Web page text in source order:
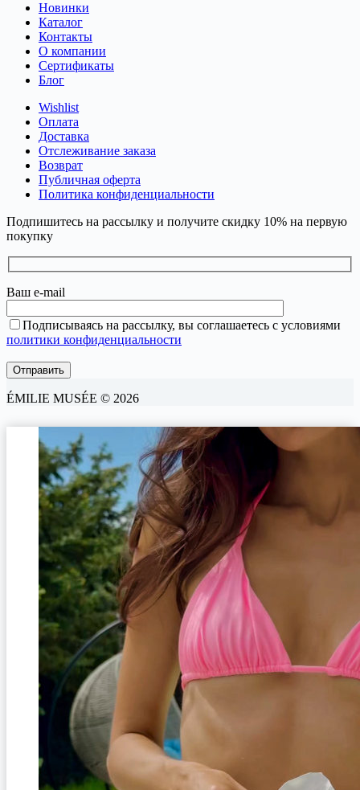
Новинки
Каталог
Контакты
О компании
Сертификаты
Блог
Wishlist
Оплата
Доставка
Отслеживание заказа
Возврат
Публичная оферта
Политика конфиденциальности
Подпишитесь на рассылку и получите скидку 10% на первую
покупку
Ваш e-mail
Подписываясь на рассылку, вы соглашаетесь с условиями
политики конфиденциальности
ÉMILIE MUSÉE © 2026